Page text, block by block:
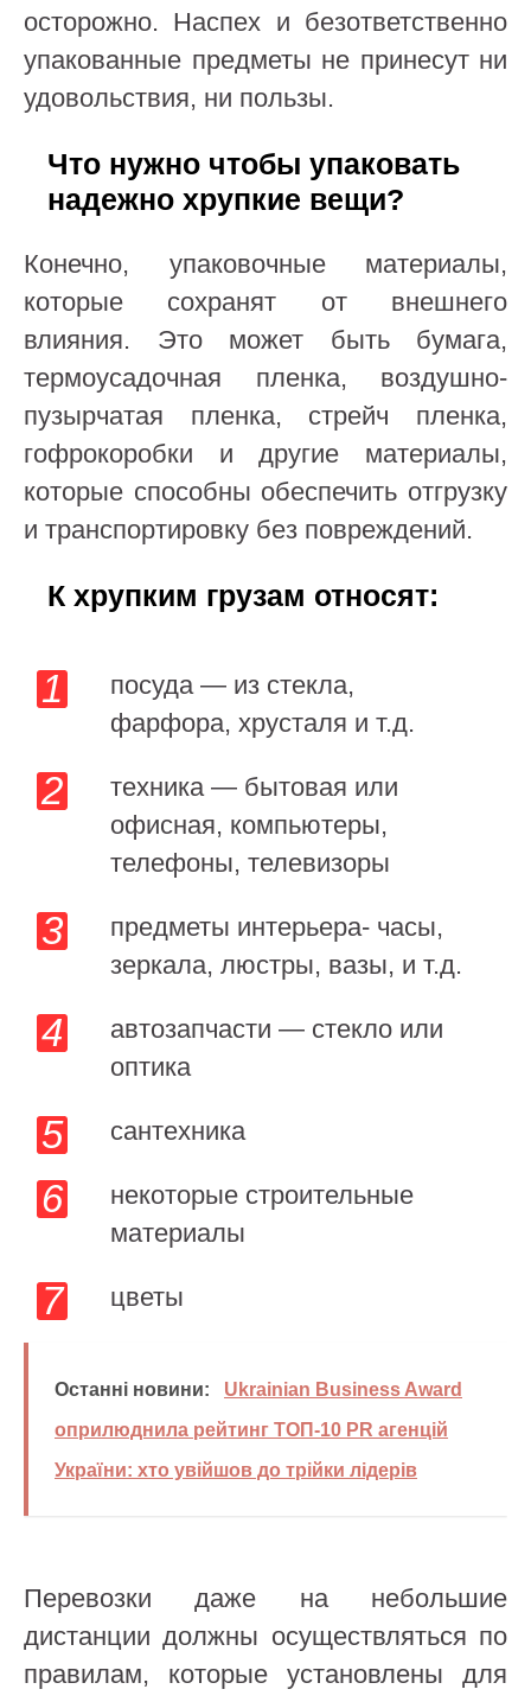
осторожно. Наспех и безответственно
упакованные предметы не принесут ни
удовольствия, ни пользы.
Что нужно чтобы упаковать
надежно хрупкие вещи?
Конечно, упаковочные материалы,
которые сохранят от внешнего
влияния. Это может быть бумага,
термоусадочная пленка, воздушно-
пузырчатая пленка, стрейч пленка,
гофрокоробки и другие материалы,
которые способны обеспечить отгрузку
и транспортировку без повреждений.
К хрупким грузам относят:
посуда — из стекла,
фарфора, хрусталя и т.д.
техника — бытовая или
офисная, компьютеры,
телефоны, телевизоры
предметы интерьера- часы,
зеркала, люстры, вазы, и т.д.
автозапчасти — стекло или
оптика
сантехника
некоторые строительные
материалы
цветы
Останні новини:
Ukrainian Business Award
оприлюднила рейтинг ТОП-10 PR агенцій
України: хто увійшов до трійки лідерів
Перевозки даже на небольшие
дистанции должны осуществляться по
правилам, которые установлены для